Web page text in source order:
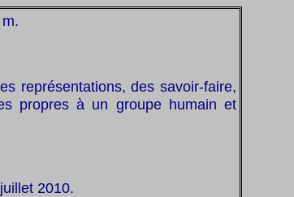
représentations, des savoir-faire,
propres à un groupe humain et
2010.